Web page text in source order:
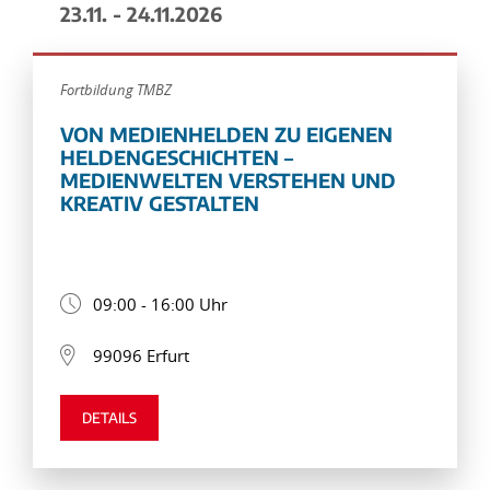
23.11. - 24.11.2026
Fortbildung TMBZ
VON MEDIENHELDEN ZU EIGENEN
HELDENGESCHICHTEN –
MEDIENWELTEN VERSTEHEN UND
KREATIV GESTALTEN
09:00 - 16:00 Uhr
99096 Erfurt
DETAILS